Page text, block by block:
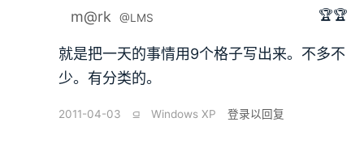
m@rk @LMS 🏆🏆
就是把一天的事情用9个格子写出来。不多不
少。有分类的。
2011-04-03 ⫑ Windows XP 登录以回复